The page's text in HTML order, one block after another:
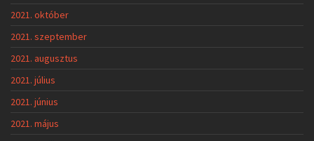
2021. október
2021. szeptember
2021. augusztus
2021. július
2021. június
2021. május